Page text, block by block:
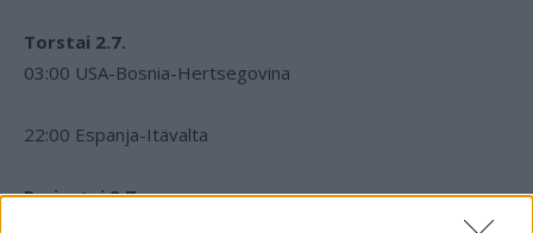
Torstai 2.7.
03:00 USA-Bosnia-Hertsegovina
22:00 Espanja-Itävalta
Perjantai 3.7.